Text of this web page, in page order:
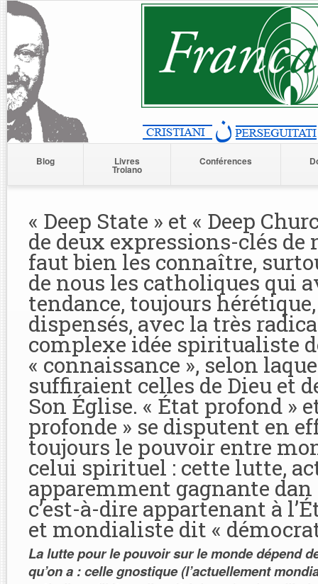
Blog Livres
Troiano
Conférences
« Deep State » et « Deep
de deux expressions-clés de
faut bien les connaître,
de nous les catholiques qui
tendance, toujours
dispensés, avec la très
complexe idée spiritualiste
« connaissance », selon
suffiraient celles de Dieu et
Son Église. « État profond »
profonde » se disputent en
toujours le pouvoir entre
celui spirituel : cette lutte,
apparemment gagnante dan
c’est-à-dire appartenant à
et mondialiste dit «
La lutte pour le pouvoir sur le monde dépend
qu’on a : celle gnostique (l’actuellement